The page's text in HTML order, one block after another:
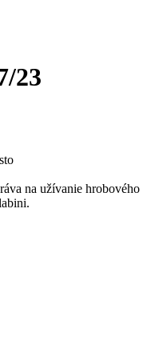
23
na užívanie hrobového